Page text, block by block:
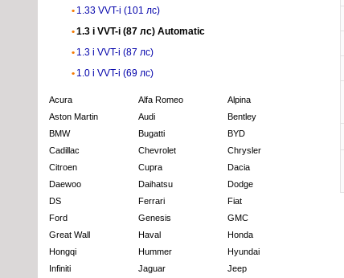
1.33 VVT-i (101 лс)
1.3 i VVT-i (87 лс) Automatic
1.3 i VVT-i (87 лс)
1.0 i VVT-i (69 лс)
Acura Alfa Romeo
Alpina
Aston Martin
Audi
Bentley
BMW
Bugatti
BYD
Cadillac
Chevrolet
Chrysler
Citroen
Cupra
Dacia
Daewoo
Daihatsu
Dodge
DS
Ferrari
Fiat
Ford
Genesis
GMC
Great Wall
Haval
Honda
Hongqi
Hummer
Hyundai
Infiniti
Jaguar
Jeep